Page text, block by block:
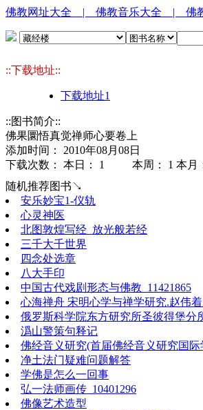
佛教网址大全 | 佛教音乐大全 | 佛
::下载地址::
下载地址1
::图书简介::
佛果圜悟真觉禅师心要卷上
添加时间： 2010年08月08日
下载次数： 本日： 1 本周： 1 本月
随机推荐图书↘
安乐妙宝1-仪轨
心灵神医
北图敦煌写经_放光般若经
三千大千世界
四念处选章
八大手印
中国古代戏剧形态与佛教_11421865
心海禅舟 宋明心学与禅学研究.赵伟
俄罗斯科学院东方研究所圣彼得堡
潙山警策句释记
佛经音义研究(首届佛经音义研究国
净土法门疑难问题解答
学佛是怎么一回事
弘一法师画传_10401296
佛像艺术造型